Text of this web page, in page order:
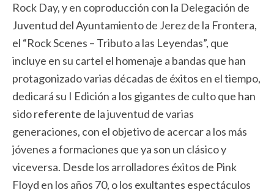
Rock Day, y en coproducción con la Delegación de
Juventud del Ayuntamiento de Jerez de la Frontera,
el “Rock Scenes – Tributo a las Leyendas”, que
incluye en su cartel el homenaje a bandas que han
protagonizado varias décadas de éxitos en el tiempo,
dedicará su I Edición a los gigantes de culto que han
sido referente de la juventud de varias
generaciones, con el objetivo de acercar a los más
jóvenes a formaciones que ya son un clásico y
viceversa. Desde los arrolladores éxitos de Pink
Floyd en los años 70, o los exultantes espectáculos